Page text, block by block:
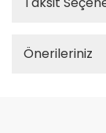
Önerileriniz